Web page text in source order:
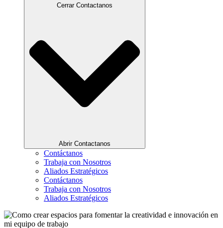
Cerrar Contactanos
Abrir Contactanos
Contáctanos
Trabaja con Nosotros
Aliados Estratégicos
Contáctanos
Trabaja con Nosotros
Aliados Estratégicos